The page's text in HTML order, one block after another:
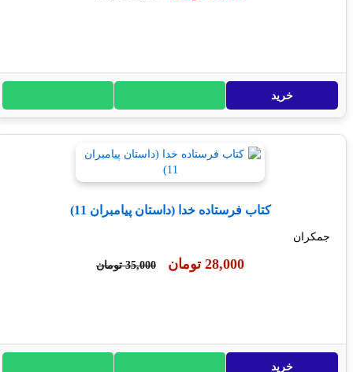
کتاب فرستاده خدا (داستان پیامبران 11)
28,000 تومان 35,000 تومان